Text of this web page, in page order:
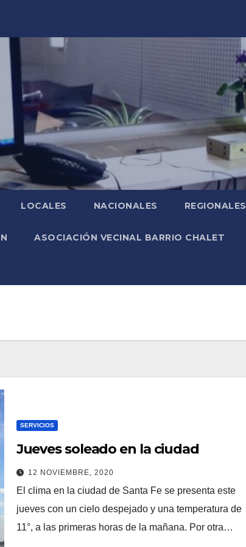
LOCALES NACIONALES REGIONALES
ASOCIACIÓN VECINAL BARRIO CHALET
SERVICIOS
Jueves soleado en la ciudad
12 NOVIEMBRE, 2020
El clima en la ciudad de Santa Fe se presenta este
jueves con un cielo despejado y una temperatura de
11°, a las primeras horas de la mañana. Por otra…